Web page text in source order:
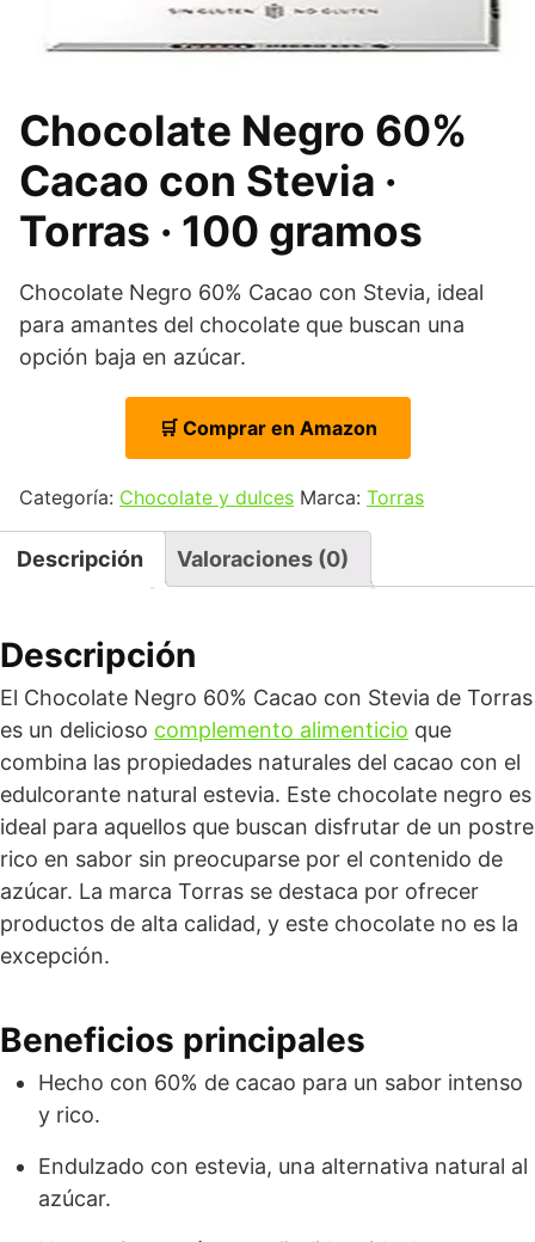
Chocolate Negro 60%
Cacao con Stevia ·
Torras · 100 gramos
Chocolate Negro 60% Cacao con Stevia, ideal
para amantes del chocolate que buscan una
opción baja en azúcar.
🛒 Comprar en Amazon
Categoría: Chocolate y dulces Marca: Torras
Descripción Valoraciones (0)
Descripción
El Chocolate Negro 60% Cacao con Stevia de Torras
es un delicioso complemento alimenticio que
combina las propiedades naturales del cacao con el
edulcorante natural estevia. Este chocolate negro es
ideal para aquellos que buscan disfrutar de un postre
rico en sabor sin preocuparse por el contenido de
azúcar. La marca Torras se destaca por ofrecer
productos de alta calidad, y este chocolate no es la
excepción.
Beneficios principales
Hecho con 60% de cacao para un sabor intenso
y rico.
Endulzado con estevia, una alternativa natural al
azúcar.